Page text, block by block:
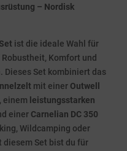
– Nordisk
ist die ideale Wahl für
Komfort und
Set kombiniert das
mit einer Outwell
, einem leistungsstarken
einer Carnelian DC 350
Wildcamping oder
diesem Set bist du für